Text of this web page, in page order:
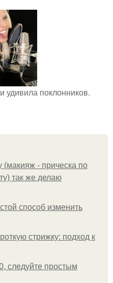
удивила поклонников.
- прическа по
так же делаю
способ изменить
стрижку: подход к
следуйте простым